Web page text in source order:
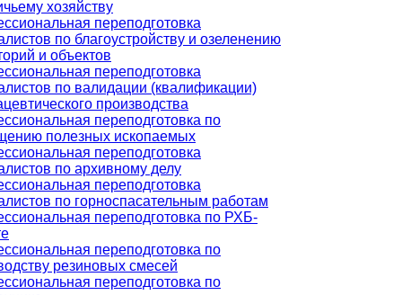
хозяйству
переподготовка
по благоустройству и озеленению
и объектов
переподготовка
по валидации (квалификации)
производства
переподготовка по
полезных ископаемых
переподготовка
по архивному делу
переподготовка
по горноспасательным работам
переподготовка по РХБ-
переподготовка по
резиновых смесей
переподготовка по